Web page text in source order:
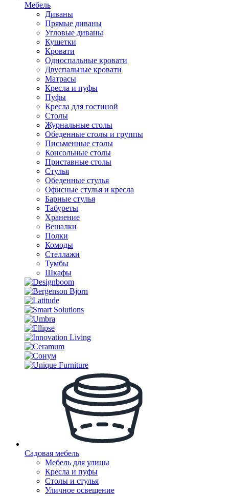
Мебель
Диваны
Прямые диваны
Угловые диваны
Кушетки
Кровати
Односпальные кровати
Двуспальные кровати
Матрасы
Кресла и пуфы
Пуфы
Кресла для гостиной
Столы
Журнальные столы
Обеденные столы и группы
Письменные столы
Консольные столы
Приставные столы
Стулья
Обеденные стулья
Офисные стулья и кресла
Барные стулья
Табуреты
Хранение
Вешалки
Полки
Комоды
Стеллажи
Тумбы
Шкафы
Садовая мебель
Мебель для улицы
Кресла и пуфы
Столы и стулья
Уличное освещение